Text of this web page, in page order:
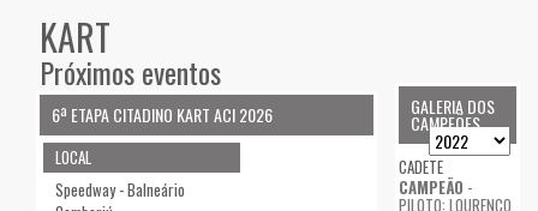
KART
Próximos eventos
6ª ETAPA CITADINO KART ACI 2026
LOCAL
Speedway - Balneário
GALERIA DOS
CAMPEÕES
CADETE
CAMPEÃO -
PILOTO: LOURENÇO